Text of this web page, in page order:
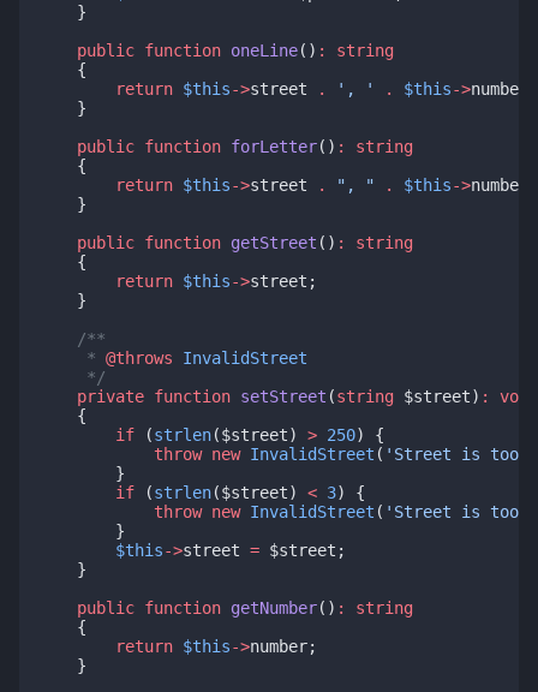
    }
public function oneLine() :
string
    {
return $this->street . ', ' . $this->number
    }
public function forLetter() :
string
    {
return $this->street . ", " . $this->number
    }
public function getStreet () :
string
    {
return $this->street;
    }
/**
     *
@throws
InvalidStreet
     */
private function setStreet (string $street) :
void
    {
if (strlen($street) > 250) {
throw new InvalidStreet ( 'Street is too
        }
if (strlen($street) < 3) {
throw new InvalidStreet ( 'Street is too
        }
$this->street = $street;
    }
public function getNumber() :
string
    {
return $this->number;
    }